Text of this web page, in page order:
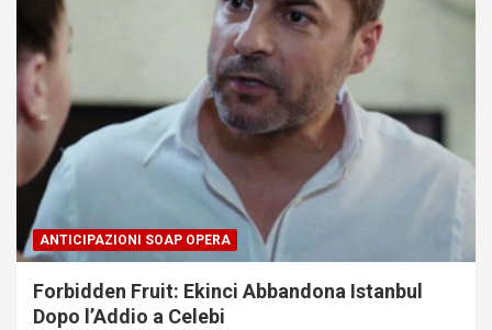
ANTICIPAZIONI SOAP OPERA
Forbidden Fruit: Ekinci Abbandona Istanbul
Dopo l’Addio a Celebi